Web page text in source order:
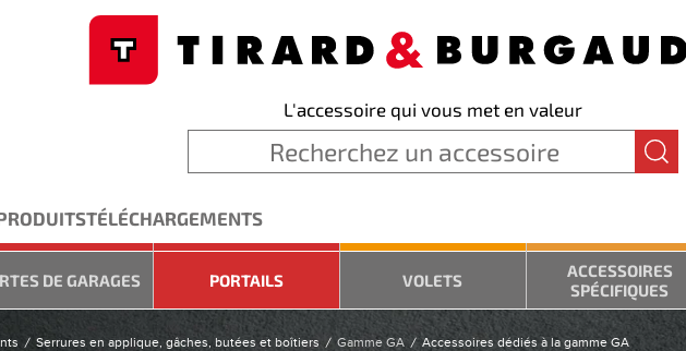
L'accessoire qui vous met en valeur
TÉLÉCHARGEMENTS
DE GARAGES PORTAILS VOLETS
ACCESSOIRES
SPÉCIFIQUES
Serrures en applique, gâches, butées et boîtiers Gamme GA Accessoires dédiés à la gamme GA